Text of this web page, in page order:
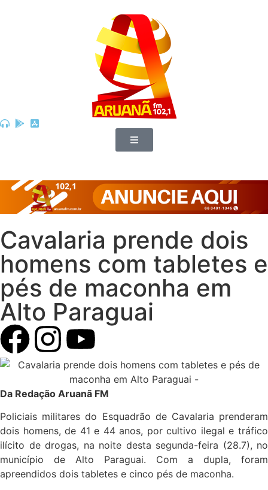
Cavalaria prende dois
homens com tabletes e
pés de maconha em
Alto Paraguai
Da Redação Aruanã FM
Policiais militares do Esquadrão de Cavalaria prenderam
dois homens, de 41 e 44 anos, por cultivo ilegal e tráfico
ilícito de drogas, na noite desta segunda-feira (28.7), no
município de Alto Paraguai. Com a dupla, foram
apreendidos dois tabletes e cinco pés de maconha.